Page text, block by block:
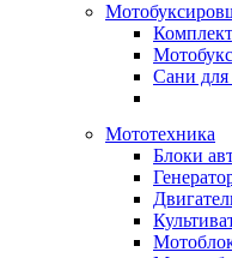
Сани для
Мототехника
Блоки